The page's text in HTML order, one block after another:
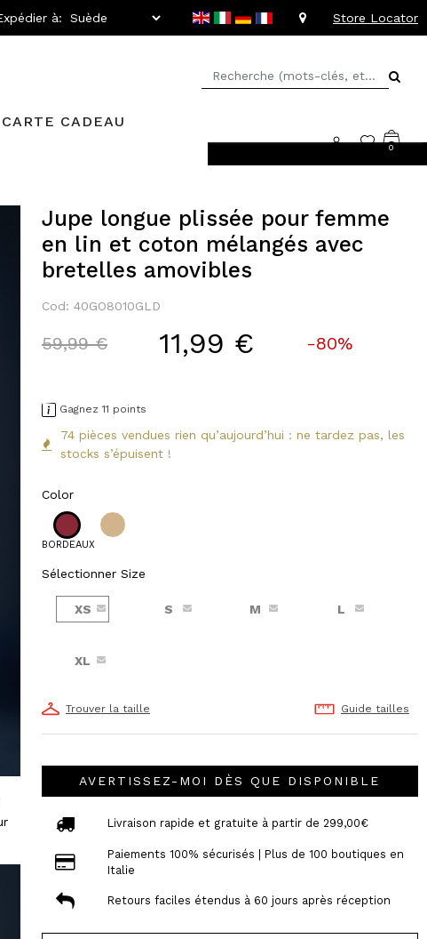
à: Store Locator
CARTE CADEAU
0
Jupe longue plissée pour femme
en lin et coton mélangés avec
bretelles amovibles
Cod: 40GO8010GLD
Price reduced from
59,99 €to 11,99 € -80%
Gagnez 11 points
74 pièces vendues rien qu’aujourd’hui : ne tardez pas, les
stocks s’épuisent !
Color
BORDEAUX
Sélectionner Size
XS S M L
XL
Trouver la taille Guide tailles
AVERTISSEZ-MOI DÈS QUE DISPONIBLE
Livraison rapide et gratuite à partir de 299,00€
Paiements 100% sécurisés | Plus de 100 boutiques en
Italie
Retours faciles étendus à 60 jours après réception